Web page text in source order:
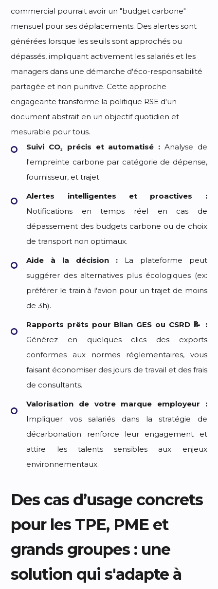
commercial pourrait avoir un "budget carbone"
mensuel pour ses déplacements. Des alertes sont
générées lorsque les seuils sont approchés ou
dépassés, impliquant activement les salariés et les
managers dans une démarche d'éco-responsabilité
partagée et non punitive. Cette approche
engageante transforme la politique RSE d'un
document abstrait en un objectif quotidien et
mesurable pour tous.
Suivi CO₂ précis et automatisé : Analyse de
l'empreinte carbone par catégorie de dépense,
fournisseur, et trajet.
Alertes intelligentes et proactives :
Notifications en temps réel en cas de
dépassement des budgets carbone ou de choix
de transport non optimaux.
Aide à la décision :La plateforme peut
suggérer des alternatives plus écologiques (ex:
préférer le train à l'avion pour un trajet de moins
de 3h).
Rapports prêts pour Bilan GES ou CSRD 📝 :
Générez en quelques clics des exports
conformes aux normes réglementaires, vous
faisant économiser des jours de travail et des frais
de consultants.
Valorisation de votre marque employeur :
Impliquer vos salariés dans la stratégie de
décarbonation renforce leur engagement et
attire les talents sensibles aux enjeux
environnementaux.
Des cas d’usage concrets
pour les TPE, PME et
grands groupes : une
solution qui s'adapte à